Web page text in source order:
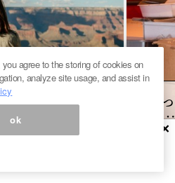
。ヒマラヤ
関係をよくす
す。 この記事のメルマ
と
「こん
×
agree to the storing of cookies on
analyze site usage, and assist in
ok